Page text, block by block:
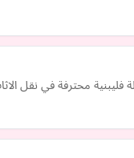
محترفة في نقل